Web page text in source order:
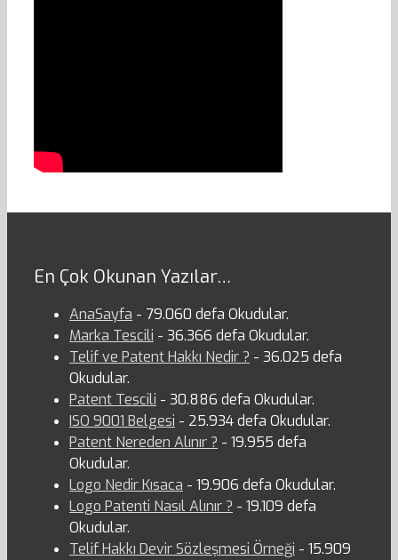
En Çok Okunan Yazılar…
AnaSayfa - 79.060 defa Okudular.
Marka Tescili - 36.366 defa Okudular.
Telif ve Patent Hakkı Nedir ? - 36.025 defa
Okudular.
Patent Tescili - 30.886 defa Okudular.
ISO 9001 Belgesi - 25.934 defa Okudular.
Patent Nereden Alınır ? - 19.955 defa
Okudular.
Logo Nedir Kısaca - 19.906 defa Okudular.
Logo Patenti Nasıl Alınır ? - 19.109 defa
Okudular.
Telif Hakkı Devir Sözleşmesi Örneği - 15.909